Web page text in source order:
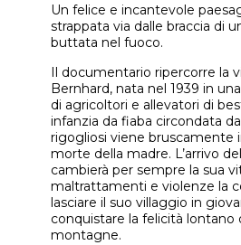
Un felice e incantevole
strappata via dalle braccia di
buttata nel fuoco.
Il documentario ripercorre la
Bernhard, nata nel 1939 in
di agricoltori e allevatori di
infanzia da fiaba circondata
rigogliosi viene bruscamente
morte della madre. L’arrivo
cambierà per sempre la sua
maltrattamenti e violenze la
lasciare il suo villaggio in
conquistare la felicità lontano
montagne.